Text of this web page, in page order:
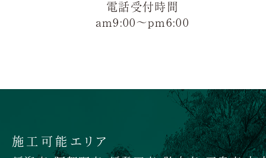
電話受付時間
am9:00〜pm6:00
施工可能エリア